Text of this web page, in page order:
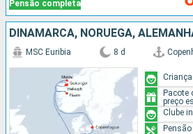
Pensão completa
DINAMARCA, NORUEGA,
MSC Euribia 8 d
Pacote
preço
Clube